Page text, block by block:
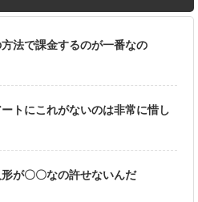
方法で課金するのが一番なの
ートにこれがないのは非常に惜し
形が〇〇なの許せないんだ